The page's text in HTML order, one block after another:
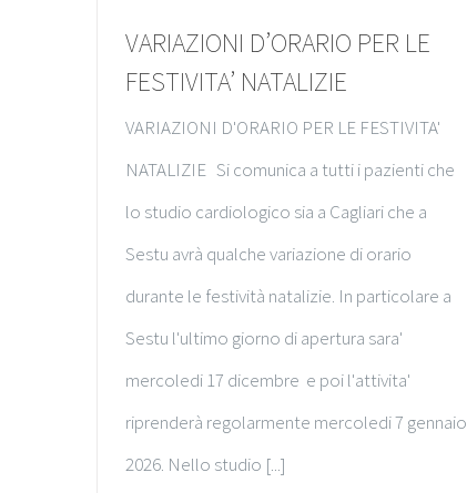
VARIAZIONI D’ORARIO PER LE
FESTIVITA’ NATALIZIE
VARIAZIONI D'ORARIO PER LE FESTIVITA'
NATALIZIE Si comunica a tutti i pazienti che
lo studio cardiologico sia a Cagliari che a
Sestu avrà qualche variazione di orario
durante le festività natalizie. In particolare a
Sestu l'ultimo giorno di apertura sara'
mercoledi 17 dicembre e poi l'attivita'
riprenderà regolarmente mercoledi 7 gennaio
2026. Nello studio [...]